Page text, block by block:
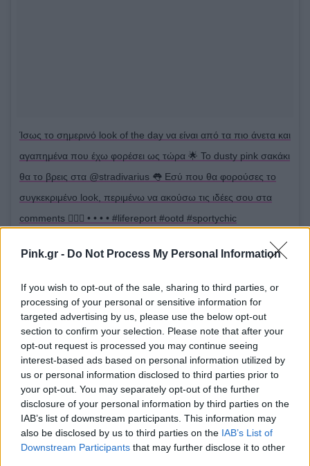
Pink.gr - Do Not Process My Personal Information
If you wish to opt-out of the sale, sharing to third parties, or
processing of your personal or sensitive information for
targeted advertising by us, please use the below opt-out
section to confirm your selection. Please note that after your
opt-out request is processed you may continue seeing
interest-based ads based on personal information utilized by
us or personal information disclosed to third parties prior to
your opt-out. You may separately opt-out of the further
disclosure of your personal information by third parties on the
IAB’s list of downstream participants. This information may
also be disclosed by us to third parties on the IAB’s List of
Downstream Participants that may further disclose it to other
Ίσως το σημερινό look of the day να είναι από τα πιο άνετα και
αγαπημένα που έχω φορέσει ως τώρα 🌟 Το dusty pink σακάκι
θα το βρεις στα @stradivarius 👅 Εσύ που θα φορούσες το
συγκεκριμένο look, περιμένω να ακούσω τις ιδέες σου στα
comments 👇🏻📩 • • • • #lifereport #ootd #sportychic
#loveyourbody #accessorizegreece #missbloomstyle
Η δημοσίευση κοινοποιήθηκε από το χρήστηDaphnia Neofytou